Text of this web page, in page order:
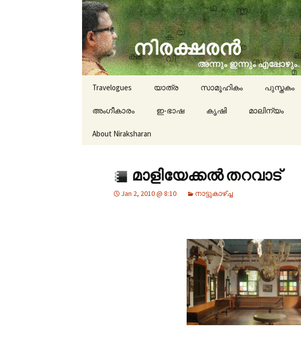
niraksharan
travelogues, book reviews, social issues,
Skip to content
Travelogues യാത്ര സാമൂഹികം പുസ്തകം
അംഗീകാരം ഇ-ഭാഷ കൃഷി മാലിന്യം
About Niraksharan
മാളിയേക്കല്‍ തറവാട്
Jan 2, 2010 @ 8:10 നാട്ടുകാഴ്‌ച്ച